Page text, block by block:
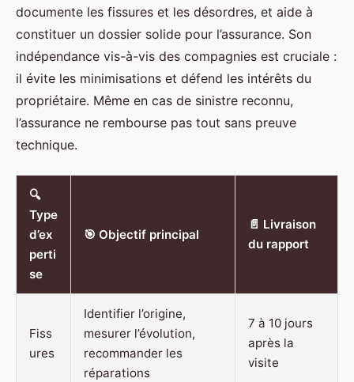
documente les fissures et les désordres, et aide à
constituer un dossier solide pour l’assurance. Son
indépendance vis-à-vis des compagnies est cruciale :
il évite les minimisations et défend les intérêts du
propriétaire. Même en cas de sinistre reconnu,
l’assurance ne rembourse pas tout sans preuve
technique.
🔍
Type
d’ex
perti
se
🎯 Objectif principal
📄 Livraison
du rapport
Fiss
ures
Identifier l’origine,
mesurer l’évolution,
recommander les
réparations
7 à 10 jours
après la
visite